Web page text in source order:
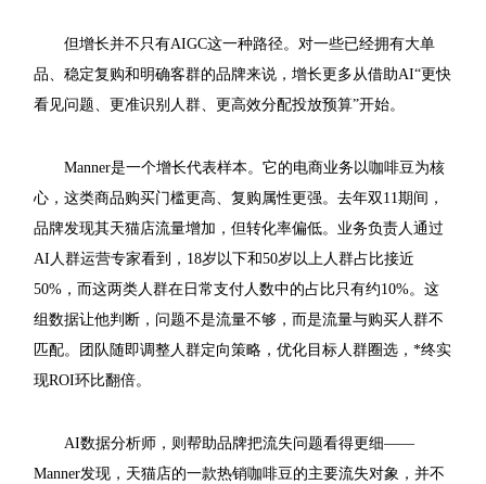
但增长并不只有AIGC这一种路径。对一些已经拥有大单
品、稳定复购和明确客群的品牌来说，增长更多从借助AI“更快
看见问题、更准识别人群、更高效分配投放预算”开始。
Manner是一个增长代表样本。它的电商业务以咖啡豆为核
心，这类商品购买门槛更高、复购属性更强。去年双11期间，
品牌发现其天猫店流量增加，但转化率偏低。业务负责人通过
AI人群运营专家看到，18岁以下和50岁以上人群占比接近
50%，而这两类人群在日常支付人数中的占比只有约10%。这
组数据让他判断，问题不是流量不够，而是流量与购买人群不
匹配。团队随即调整人群定向策略，优化目标人群圈选，*终实
现ROI环比翻倍。
AI数据分析师，则帮助品牌把流失问题看得更细——
Manner发现，天猫店的一款热销咖啡豆的主要流失对象，并不